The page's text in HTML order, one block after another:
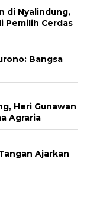
di Nyalindung,
Pemilih Cerdas
Bangsa
Heri Gunawan
Agraria
Ajarkan